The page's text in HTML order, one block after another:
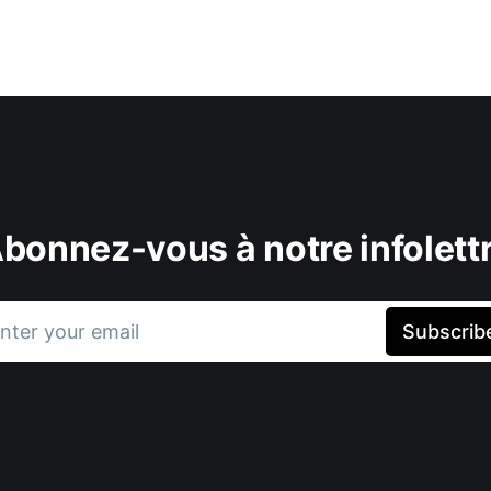
vous à notre
your email